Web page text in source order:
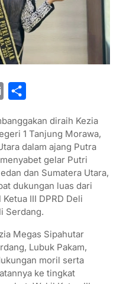
a
i
l
a
r
e
diraih Kezia
1 Tanjung Morawa,
dalam ajang Putra
gelar Putri
dan Sumatera Utara,
dukungan luas dari
III DPRD Deli
Serdang.
Megas Sipahutar
Lubuk Pakam,
moril serta
ke tingkat